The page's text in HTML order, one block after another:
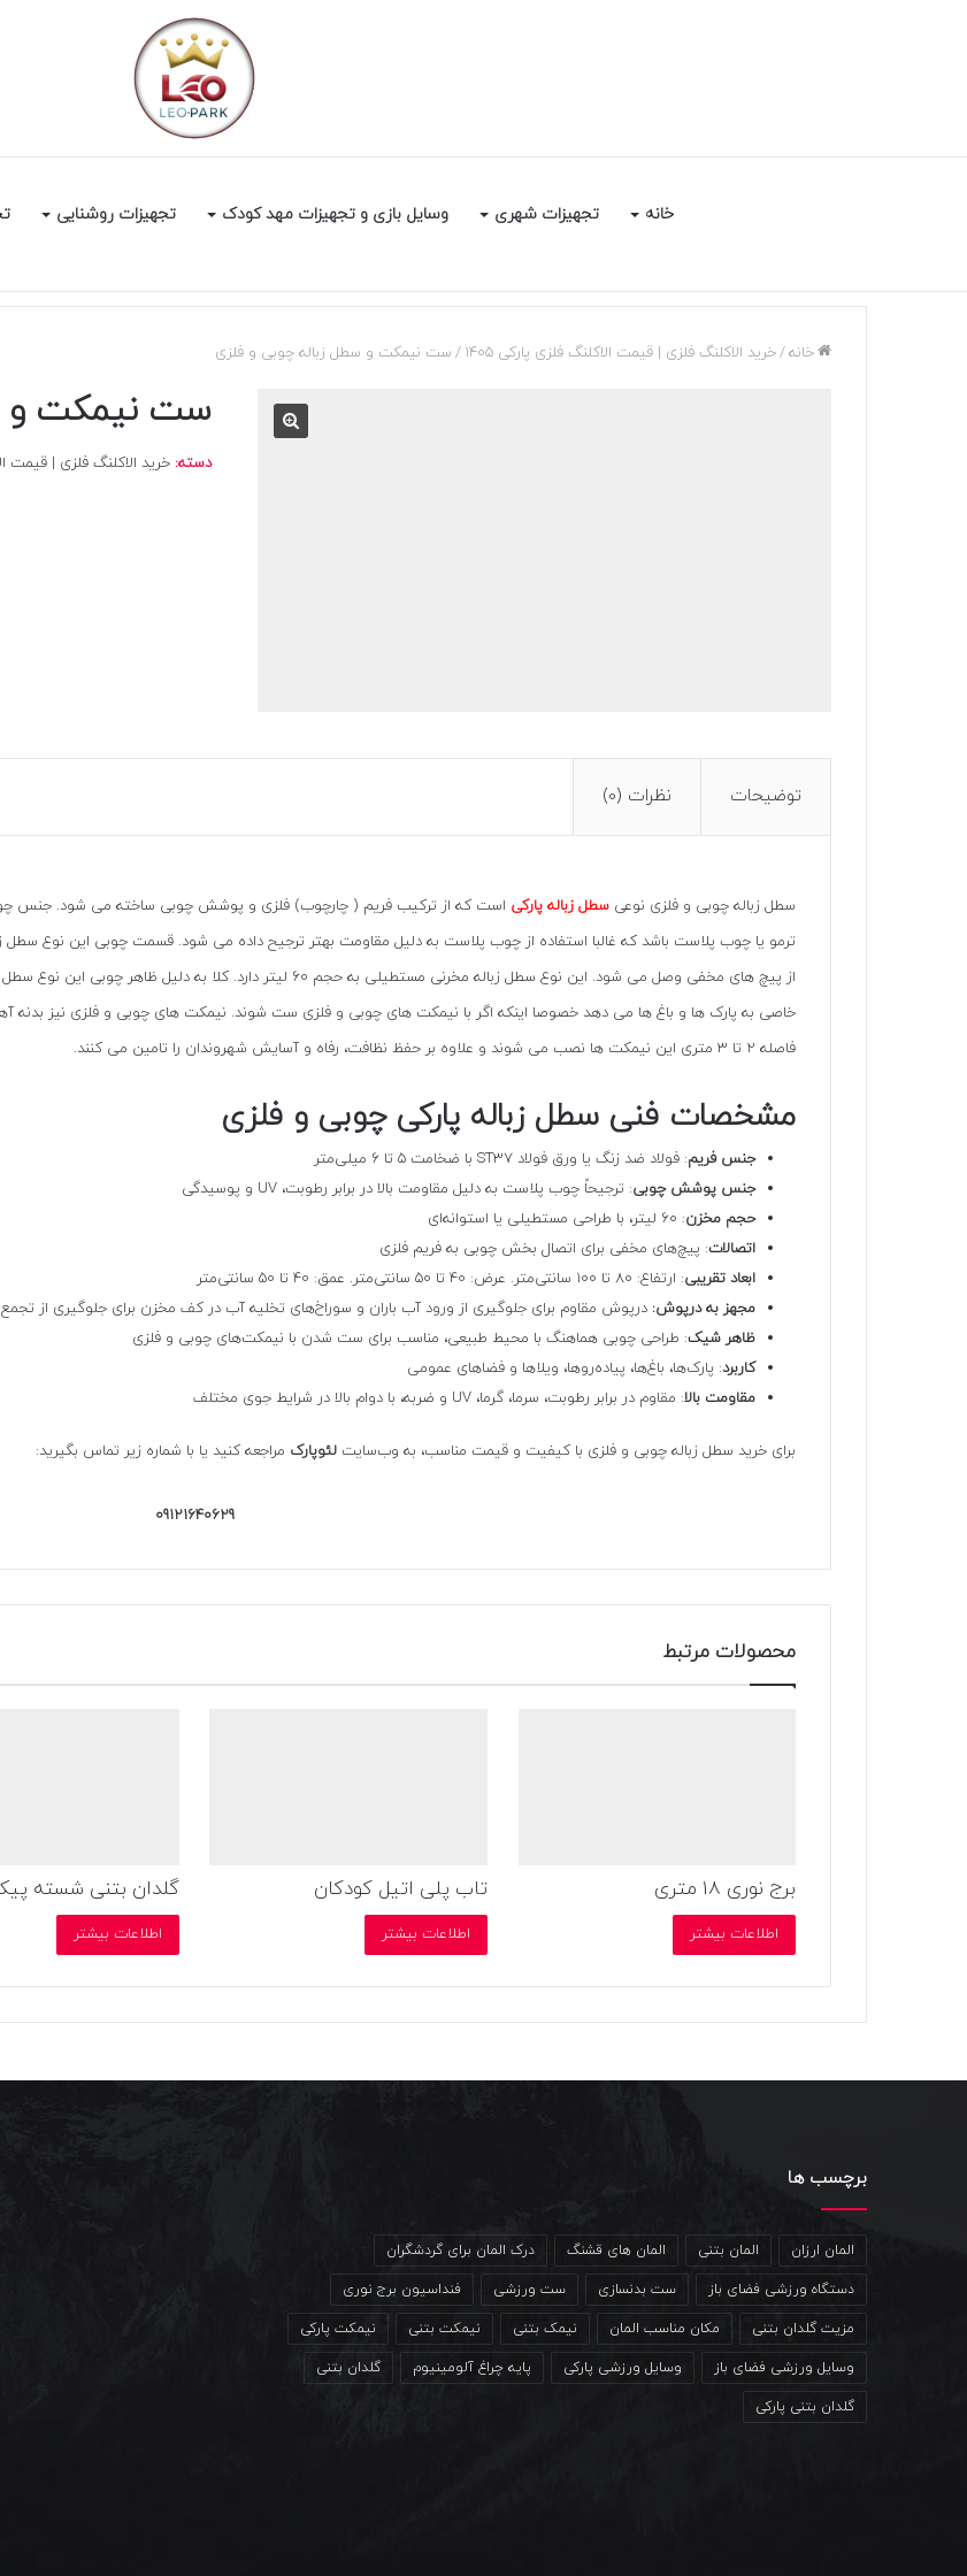
خانه تجهیزات شهری وسایل بازی و تجهیزات مهد کودک تجهیزات روشنایی
خانه/خرید الاکلنگ فلزی | قیمت الاکلنگ فلزی پارکی 1405 / ست نیمکت و سطل زباله چوبی و فلزی
ست نیمکت و
دسته: خرید الاکلنگ فلزی | قیمت
توضیحات نظرات (0)
سطل زباله چوبی و فلزی نوعی سطل زباله پارکی است که از ترکیب فریم ( چارچوب) فلزی و پوشش چوبی ساخته می شود. جنس
ترمو یا چوب پلاست باشد که غالبا استفاده از چوب پلاست به دلیل مقاومت بهتر ترجیح داده می شود. قسمت چوبی این نوع سطل
از پیچ های مخفی وصل می شود. این نوع سطل زباله مخرنی مستطیلی به حجم 60
خاصی به پارک ها و باغ ها می دهد خصوصا اینکه اگر با نیمکت های چوبی و فلزی ست شوند. نیمکت های چوبی و فلزی نیز بدنه
فاصله 2 تا 3 متری این نیمکت ها نصب می شوند و علاوه بر حفظ نظافت، رفاه و آسایش شهروندان را تامین می کنند.
مشخصات فنی سطل زباله پارکی چوبی و فلزی
جنس فریم: فولاد ضد زنگ یا ورق فولاد ST37 با ضخامت 5 تا 6 میلی‌متر
جنس پوشش چوبی: ترجیحاً چوب پلاست به دلیل مقاومت بالا در برابر رطوبت، UV و پوسیدگی
حجم مخزن: 60 لیتر، با طراحی مستطیلی یا استوانه‌ای
اتصالات: پیچ‌های مخفی برای اتصال بخش چوبی به فریم فلزی
ابعاد تقریبی: ارتفاع: 80 تا 100 سانتی‌متر. عرض: 40 تا 50 سانتی‌متر. عمق: 40 تا 50 سانتی‌متر
مجهز به درپوش: درپوش مقاوم برای جلوگیری از ورود آب باران و سوراخ‌های تخلیه آب در کف مخزن برای جلوگیری از
ظاهر شیک: طراحی چوبی هماهنگ با محیط طبیعی، مناسب برای ست شدن با نیمکت‌های چوبی و فلزی
کاربرد: پارک‌ها، باغ‌ها، پیاده‌روها، ویلاها و فضاهای عمومی
مقاومت بالا: مقاوم در برابر رطوبت، سرما، گرما، UV و ضربه، با دوام بالا در شرایط جوی مختلف
برای خرید سطل زباله چوبی و فلزی با کیفیت و قیمت مناسب، به وب‌سایت لئوپارک مراجعه کنید یا با شماره زیر تماس بگیرید:
09121640629
محصولات مرتبط
برج نوری 18 متری
اطلاعات بیشتر
تاب پلی اتیل کودکان
اطلاعات بیشتر
گلدان بتنی شسته
اطلاعات بیشتر
برچسب ها
المان ارزان المان بتنی المان های قشنگ درک المان برای گردشگران
دستگاه ورزشی فضای باز ست بدنسازی ست ورزشی فنداسیون برج نوری
مزیت گلدان بتنی مکان مناسب المان نیمک بتنی نیمکت بتنی نیمکت پارکی
وسایل ورزشی فضای باز وسایل ورزشی پارکی پایه چراغ آلومینیوم گلدان بتنی
گلدان بتنی پارکی